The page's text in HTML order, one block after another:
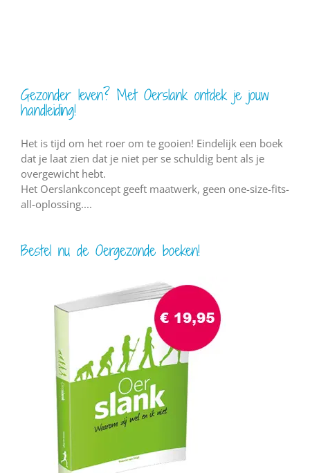
Gezonder leven? Met Oerslank ontdek je jouw
handleiding!
Het is tijd om het roer om te gooien! Eindelijk een boek
dat je laat zien dat je niet per se schuldig bent als je
overgewicht hebt.
Het Oerslankconcept geeft maatwerk, geen one-size-fits-
all-oplossing....
Bestel nu de Oergezonde boeken!